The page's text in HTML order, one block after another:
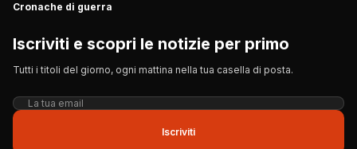
Cronache di guerra
Iscriviti e scopri le notizie per primo
Tutti i titoli del giorno, ogni mattina nella tua casella di posta.
Iscriviti